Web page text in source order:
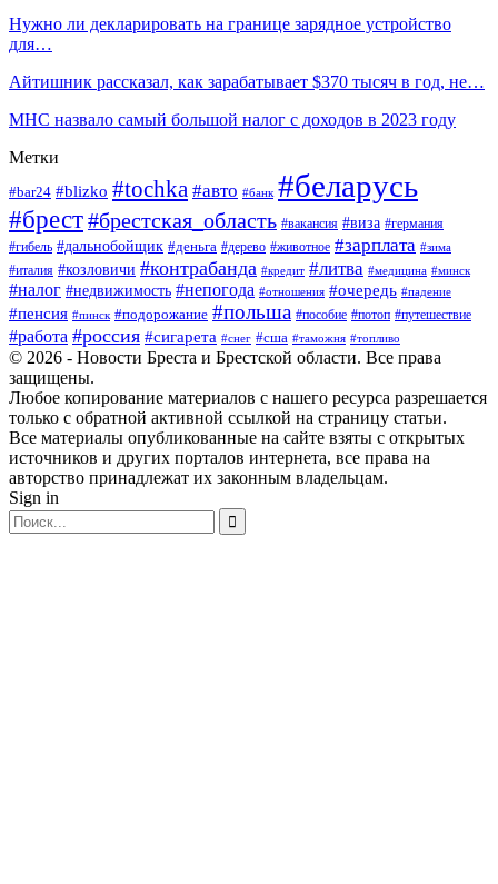
Нужно ли декларировать на границе зарядное устройство
для…
Айтишник рассказал, как зарабатывает $370 тысяч в год, не…
МНС назвало самый большой налог с доходов в 2023 году
Метки
#bar24 #blizko #tochka #авто #банк #беларусь
#брест#брестская_область #вакансия #виза #германия
#гибель #дальнобойщик #деньга #дерево #животное #зарплата #зима
#италия #козловичи #контрабанда #кредит #литва #медицина #минск
#налог #недвижимость #непогода #отношения #очередь #падение
#пенсия #пинск #подорожание #польша #пособие #потоп #путешествие
#работа #россия #сигарета #снег #сша #таможня #топливо
© 2026 - Новости Бреста и Брестской области. Все права
защищены.
Любое копирование материалов с нашего ресурса разрешается
только с обратной активной ссылкой на страницу статьи.
Все материалы опубликованные на сайте взяты с открытых
источников и других порталов интернета, все права на
авторство принадлежат их законным владельцам.
Sign in